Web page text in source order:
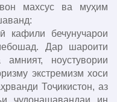
махсус ва муҳим
бечунучарои
Дар шароити
ноустувории
экстремизм хоси
Тоҷикистон, аз
ҷудонашавандаи ин